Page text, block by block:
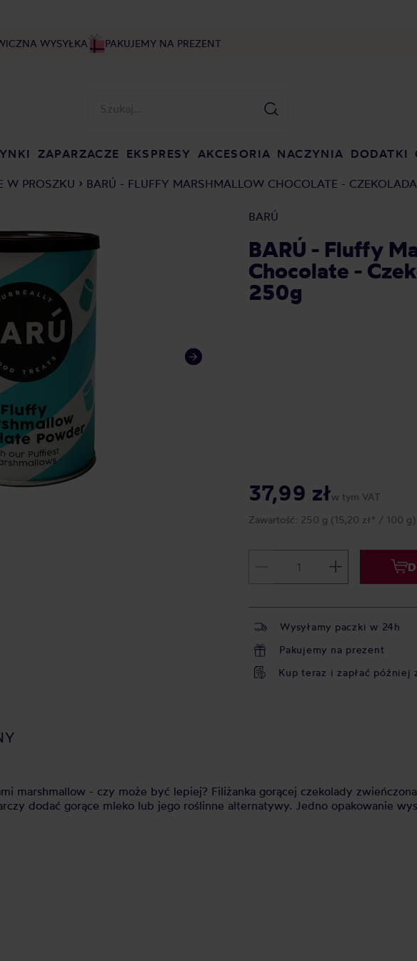
WYSYŁKA PAKUJEMY NA PREZENT
ZAPARZACZE EKSPRESY AKCESORIA NACZYNIA DODATKI
W PROSZKU BARÚ - FLUFFY MARSHMALLOW CHOCOLATE -
BARÚ
BARÚ - Fluffy
Chocolate -
250g
37,99 złw tym VAT
Zawartość: 250 g (15,20 zł* / 100 g)
Wysyłamy paczki w 24h
Pakujemy na prezent
Kup teraz i zapłać później
marshmallow - czy może być lepiej? Filiżanka gorącej czekolady
dodać gorące mleko lub jego roślinne alternatywy. Jedno opakowanie